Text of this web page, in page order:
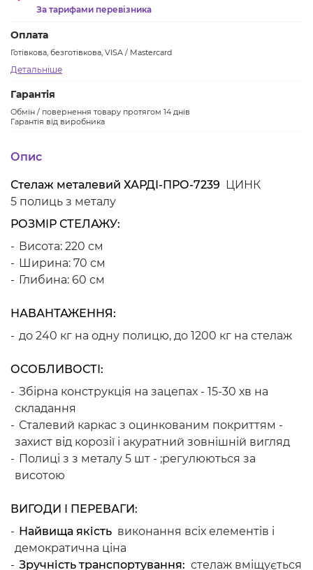
За тарифами перевізника
Оплата
Готівкова, безготівкова, VISA / Mastercard
Детальніше
Гарантія
Обмін / повернення товару протягом 14 днів
Гарантія від виробника
Опис
Стелаж металевий ХАРДІ-ПРО-7239 ЦИНК
5 полиць з металу
РОЗМІР СТЕЛАЖУ:
Висота: 220 см
Ширина: 70 см
Глибина: 60 см
НАВАНТАЖЕННЯ:
до 240 кг на одну полицю, до 1200 кг на стелаж
ОСОБЛИВОСТІ:
Збірна конструкція на зацепах - 15-30 хв на
складання
Сталевий каркас з оцинкованим покриттям -
захист від корозії і акуратний зовнішній вигляд
Полиці з з металу 5 шт - ;регулюються за
висотою
ВИГОДИ І ПЕРЕВАГИ:
Найвища якість виконання всіх елементів і
демократична ціна
Зручність транспортування: стелаж вміщується